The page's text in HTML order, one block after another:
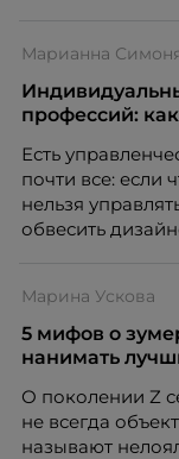
структуры
означают
рынка
нередко
негативно
Марианна
профессий:
Есть
почти все: если
нельзя
обвесить
Проблема в том,
а движение. А
случай, где
Марина Ускова
5 мифов о
нанимать
О поколении Z
не всегда
называют